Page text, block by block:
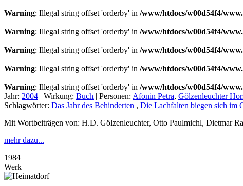
Warning: Illegal string offset 'orderby' in /www/htdocs/w00d54f4/
Warning: Illegal string offset 'orderby' in /www/htdocs/w00d54f4/
Warning: Illegal string offset 'orderby' in /www/htdocs/w00d54f4/
Warning: Illegal string offset 'orderby' in /www/htdocs/w00d54f4/
Warning: Illegal string offset 'orderby' in /www/htdocs/w00d54f4/
Jahr: 2004 | Wirkung: Buch | Personen: Afonin Petra, Gölzenleuchter
Schlagwörter: Das Jahr des Behinderten , Die Lachfalten biegen sich im
Mit Wortbeiträgen von: H.D. Gölzenleuchter, Otto Paulmichl, Dietmar
mehr dazu...
1984
Werk